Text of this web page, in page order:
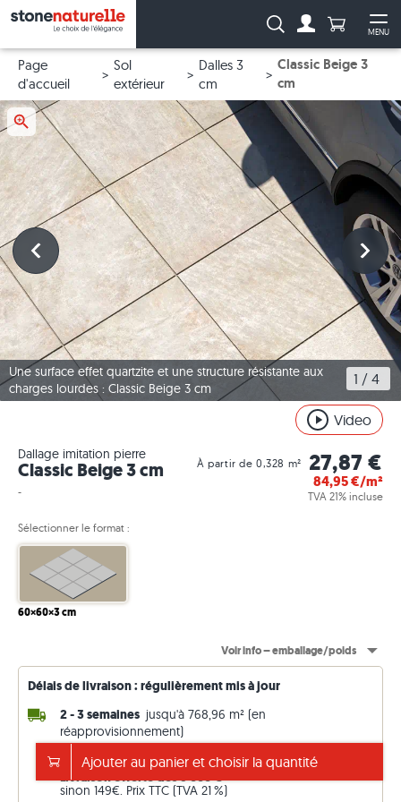
MENU
Recherche :Anzahl
Page
d'accueil
Sol
extérieur
Dalles 3
cm
Classic Beige 3
cm
Une surface effet quartzite et une structure résistante aux
charges lourdes : Classic Beige 3 cm
1 / 4
Video
Dallage imitation pierre
Classic Beige 3 cm
-
À partir de 0,328 m² 27,87 €
84,95€/m²
TVA 21% incluse
Sélectionner le format :
60×60×3 cm
Voir info – emballage/poids
Délais de livraison : régulièrement mis à jour
2 - 3 semaines jusqu'à 768,96 m² (en
réapprovisionnement)
Livraison offerte dès 5'000 €
sinon 149€. Prix TTC (TVA 21 %)
Ajouter au panier et choisir la quantité